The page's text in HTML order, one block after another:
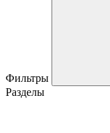
Фильтры
Разделы